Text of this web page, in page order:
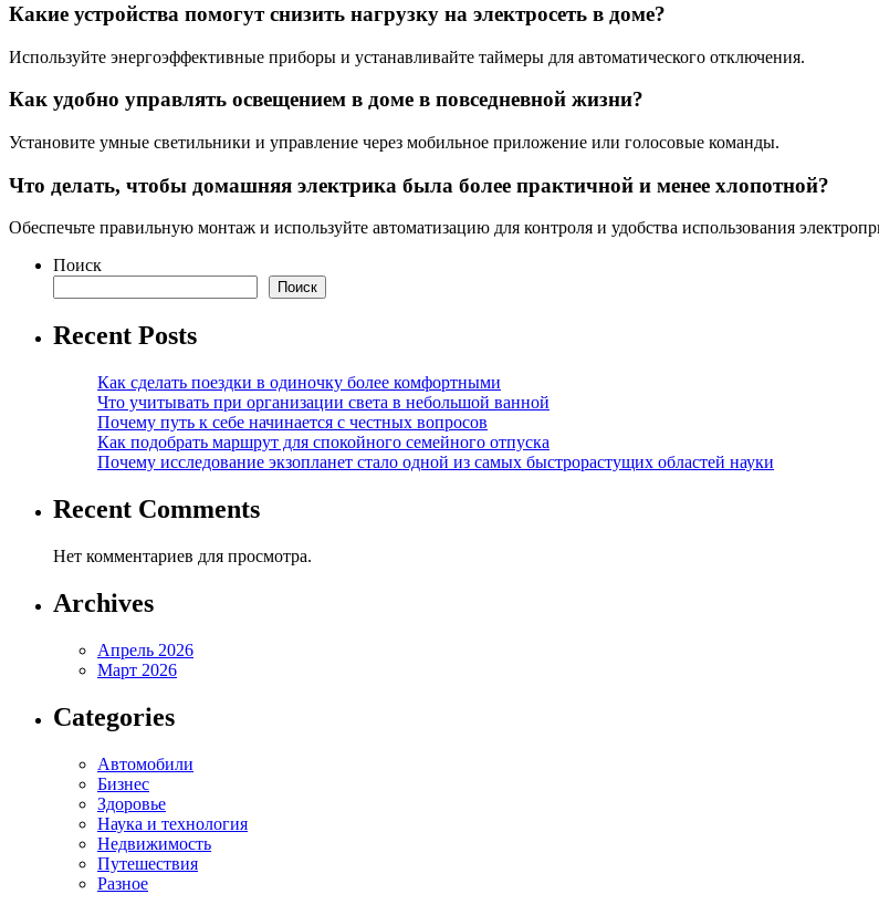
Какие устройства помогут снизить нагрузку на электросеть в доме?
Используйте энергоэффективные приборы и устанавливайте таймеры для автоматического отключения.
Как удобно управлять освещением в доме в повседневной жизни?
Установите умные светильники и управление через мобильное приложение или голосовые команды.
Что делать, чтобы домашняя электрика была более практичной и менее хлопотной?
Обеспечьте правильную монтаж и используйте автоматизацию для контроля и удобства использования
Поиск
Поиск
Recent Posts
Как сделать поездки в одиночку более комфортными
Что учитывать при организации света в небольшой ванной
Почему путь к себе начинается с честных вопросов
Как подобрать маршрут для спокойного семейного отпуска
Почему исследование экзопланет стало одной из самых быстрорастущих областей науки
Recent Comments
Нет комментариев для просмотра.
Archives
Апрель 2026
Март 2026
Categories
Автомобили
Бизнес
Здоровье
Наука и технология
Недвижимость
Путешествия
Разное